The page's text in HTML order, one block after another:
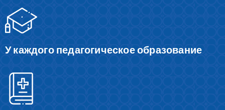
У каждого педагогическое образование